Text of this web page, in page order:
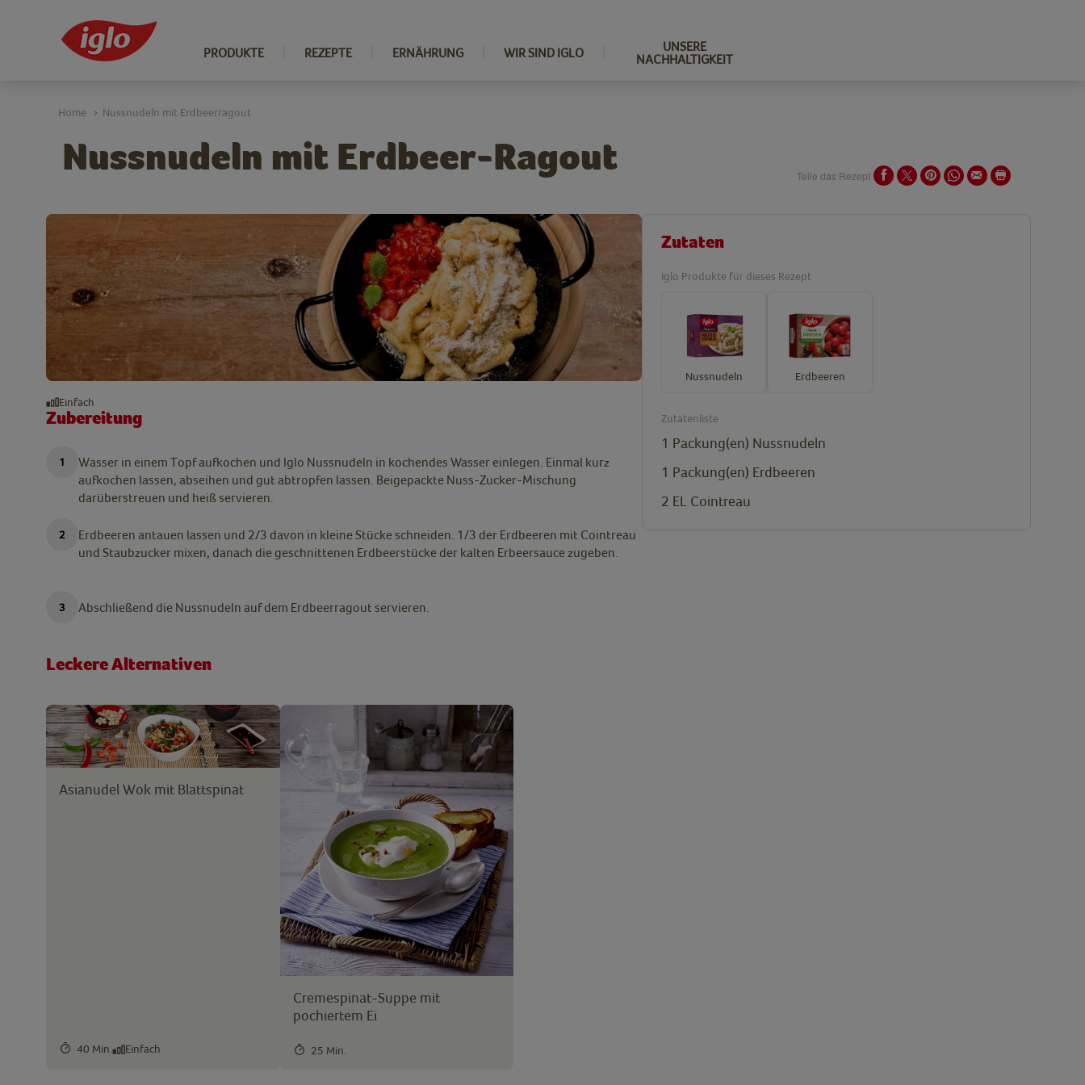
PRODUKTE REZEPTE ERNÄHRUNG WIR SIND IGLO
UNSERE
NACHHALTIGKEIT
Nussnudeln mit Erdbeer-Ragout Teile das Rezept
Home > Nussnudeln mit Erdbeerragout
Einfach
Zubereitung
Wasser in einem Topf aufkochen und Iglo Nussnudeln in kochendes Wasser einlegen. Einmal kurz
aufkochen lassen, abseihen und gut abtropfen lassen. Beigepackte Nuss-Zucker-Mischung
darüberstreuen und heiß servieren.
Erdbeeren antauen lassen und 2/3 davon in kleine Stücke schneiden. 1/3 der Erdbeeren mit Cointreau
und Staubzucker mixen, danach die geschnittenen Erdbeerstücke der kalten Erbeersauce zugeben.
Abschließend die Nussnudeln auf dem Erdbeerragout servieren.
Zutaten
Iglo Produkte für dieses Rezept
Nussnudeln Erdbeeren
Zutatenliste
1 Packung(en) Nussnudeln
1 Packung(en) Erdbeeren
2 EL Cointreau
Leckere Alternativen
Asianudel Wok mit Blattspinat
40 Min. Einfach
Cremespinat-Suppe mit
pochiertem Ei
25 Min.